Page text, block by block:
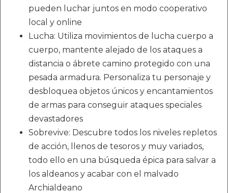
pueden luchar juntos en modo cooperativo
local y online
Lucha: Utiliza movimientos de lucha cuerpo a
cuerpo, mantente alejado de los ataques a
distancia o ábrete camino protegido con una
pesada armadura. Personaliza tu personaje y
desbloquea objetos únicos y encantamientos
de armas para conseguir ataques speciales
devastadores
Sobrevive: Descubre todos los niveles repletos
de acción, llenos de tesoros y muy variados,
todo ello en una búsqueda épica para salvar a
los aldeanos y acabar con el malvado
Archialdeano